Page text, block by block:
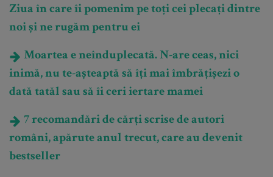
Ziua în care îi pomenim pe toți cei plecați dintre
noi și ne rugăm pentru ei
Moartea e neînduplecată. N-are ceas, nici
inimă, nu te-așteaptă să îți mai îmbrățișezi o
dată tatăl sau să îi ceri iertare mamei
7 recomandări de cărți scrise de autori
români, apărute anul trecut, care au devenit
bestseller